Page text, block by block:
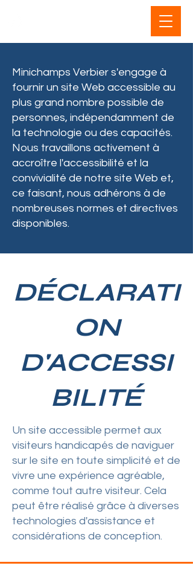
Minichamps Verbier s'engage à
fournir un site Web accessible au
plus grand nombre possible de
personnes, indépendamment de
la technologie ou des capacités.
Nous travaillons activement à
accroître l'accessibilité et la
convivialité de notre site Web et,
ce faisant, nous adhérons à de
nombreuses normes et directives
disponibles.
DÉCLARATI
ON
D'ACCESSI
BILITÉ
Un site accessible permet aux
visiteurs handicapés de naviguer
sur le site en toute simplicité et de
vivre une expérience agréable,
comme tout autre visiteur. Cela
peut être réalisé grâce à diverses
technologies d'assistance et
considérations de conception.